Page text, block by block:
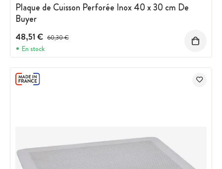
Plaque de Cuisson Perforée Inox 40 x 30 cm De
Buyer
48,51 € Prix avant réduction :
60,30 €
En stock